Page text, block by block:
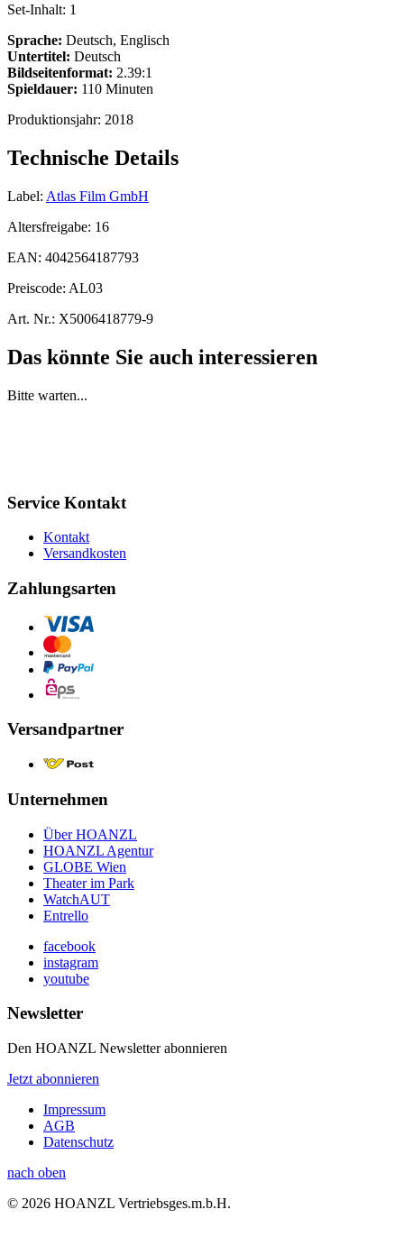
Set-Inhalt: 1
Sprache: Deutsch, Englisch
Untertitel: Deutsch
Bildseitenformat: 2.39:1
Spieldauer: 110 Minuten
Produktionsjahr: 2018
Technische Details
Label: Atlas Film GmbH
Altersfreigabe: 16
EAN: 4042564187793
Preiscode: AL03
Art. Nr.: X5006418779-9
Das könnte Sie auch interessieren
Bitte warten...
Service Kontakt
Kontakt
Versandkosten
Zahlungsarten
Versandpartner
Unternehmen
Über HOANZL
HOANZL Agentur
GLOBE Wien
Theater im Park
WatchAUT
Entrello
facebook
instagram
youtube
Newsletter
Den HOANZL Newsletter abonnieren
Jetzt abonnieren
Impressum
AGB
Datenschutz
nach oben
© 2026 HOANZL Vertriebsges.m.b.H.